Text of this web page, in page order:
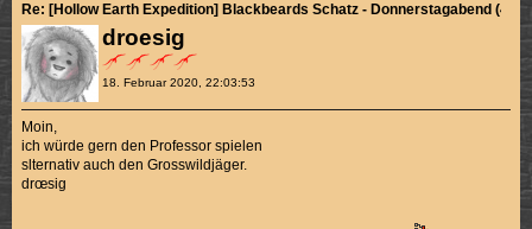
droesig
18. Februar 2020, 22:03:53
Re: [Hollow Earth Expedition] Blackbeards Schatz - Donnerstagabend (4/4)
Moin,
ich würde gern den Professor spielen
slternativ auch den Grosswildjäger.
drœsig